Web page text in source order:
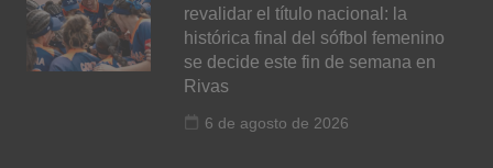
revalidar el título nacional: la
histórica final del sófbol femenino
se decide este fin de semana en
Rivas
6 de agosto de 2026